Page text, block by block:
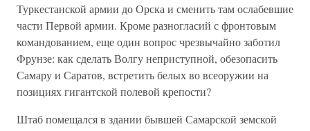
Туркестанской армии до Орска и сменить там ослабевшие
части Первой армии. Кроме разногласий с фронтовым
командованием, еще один вопрос чрезвычайно заботил
Фрунзе: как сделать Волгу неприступной, обезопасить
Самару и Саратов, встретить белых во всеоружии на
позициях гигантской полевой крепости?
Штаб помещался в здании бывшей Самарской земской